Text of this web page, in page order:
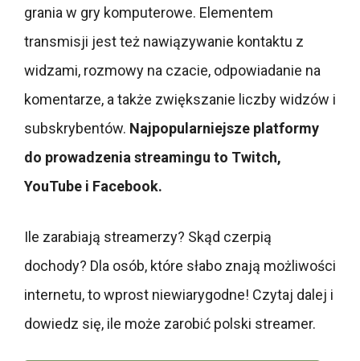
grania w gry komputerowe. Elementem
transmisji jest też nawiązywanie kontaktu z
widzami, rozmowy na czacie, odpowiadanie na
komentarze, a także zwiększanie liczby widzów i
subskrybentów. Najpopularniejsze platformy
do prowadzenia streamingu to Twitch,
YouTube i Facebook.
Ile zarabiają streamerzy? Skąd czerpią
dochody? Dla osób, które słabo znają możliwości
internetu, to wprost niewiarygodne! Czytaj dalej i
dowiedz się, ile może zarobić polski streamer.